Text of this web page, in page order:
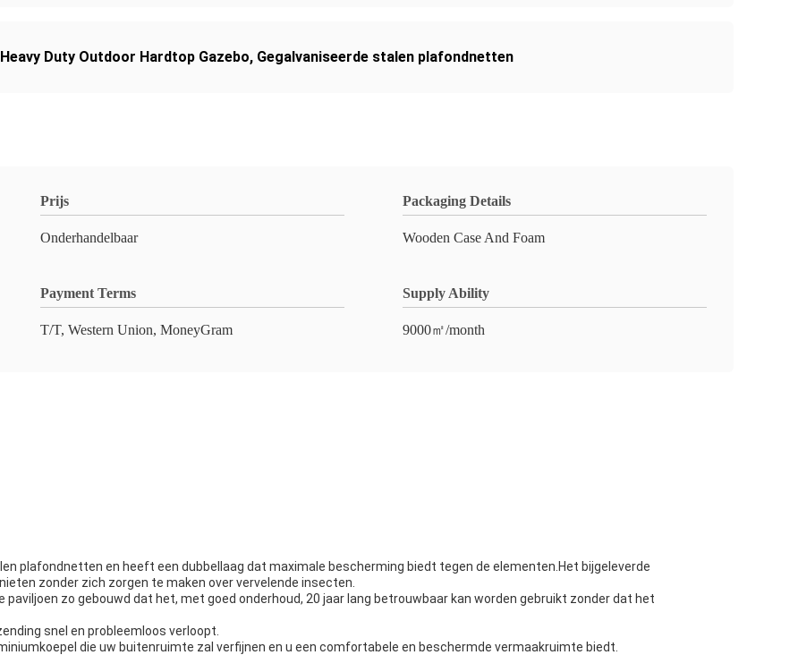
Heavy Duty Outdoor Hardtop Gazebo, Gegalvaniseerde stalen plafondnetten
Prijs
Onderhandelbaar
Packaging Details
Wooden Case And Foam
Payment Terms
T/T, Western Union, MoneyGram
Supply Ability
9000㎡/month
plafondnetten en heeft een dubbellaag dat maximale bescherming biedt tegen de elementen.Het bijgeleverde
zonder zich zorgen te maken over vervelende insecten.
zo gebouwd dat het, met goed onderhoud, 20 jaar lang betrouwbaar kan worden gebruikt zonder dat het
snel en probleemloos verloopt.
die uw buitenruimte zal verfijnen en u een comfortabele en beschermde vermaakruimte biedt.